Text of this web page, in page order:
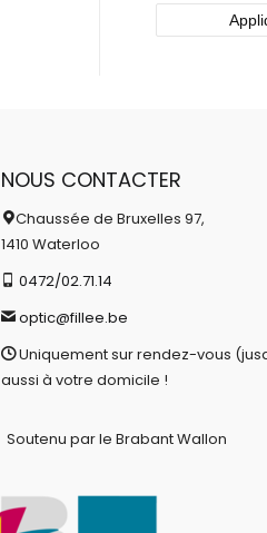
NOUS CONTACTER
Chaussée de Bruxelles 97,
1410 Waterloo
0472/02.71.14
optic@fillee.be
Uniquement sur rendez-vous
aussi à votre domicile !
Soutenu par le Brabant Wallon